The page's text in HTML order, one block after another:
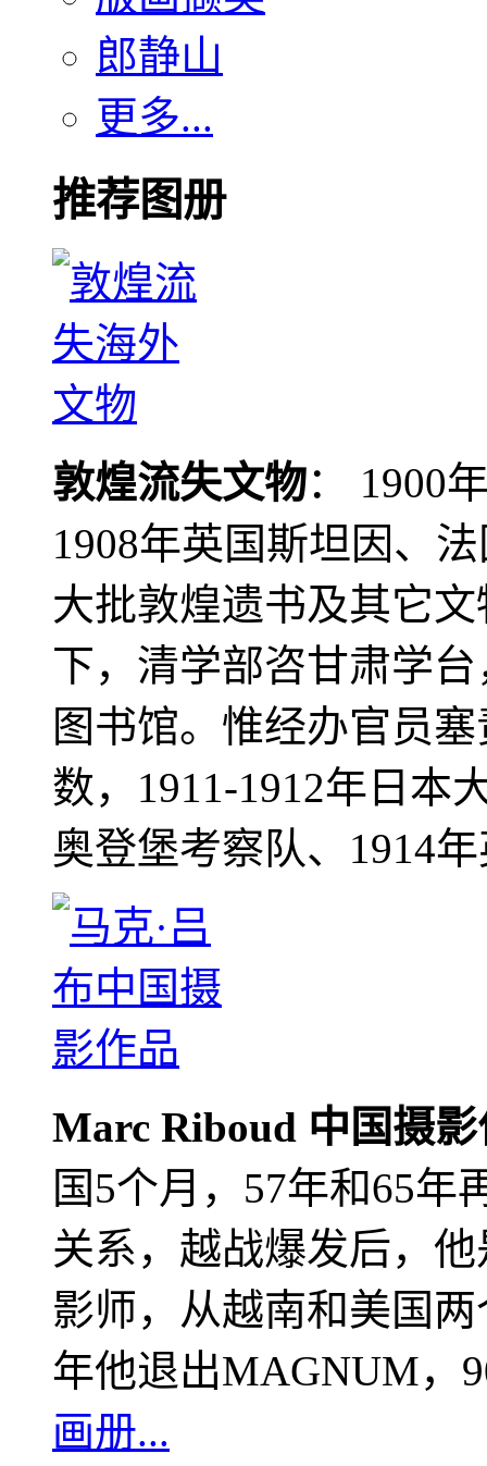
郎静山
更多...
推荐图册
敦煌流失文物： 1900
1908年英国斯坦因、
大批敦煌遗书及其它
下，清学部咨甘肃学
图书馆。惟经办官员
数，1911-1912年日本
奥登堡考察队、1914
Marc Riboud 中国摄
国5个月，57年和65年
关系，越战爆发后，
影师，从越南和美国
年他退出MAGNUM，
画册...